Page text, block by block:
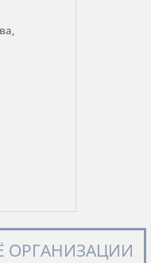
ОРГАНИЗАЦИИ